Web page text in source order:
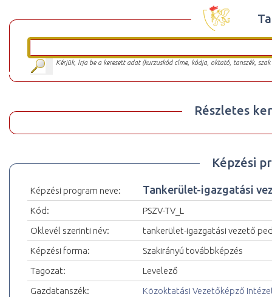
Kérjük, írja be a keresett adat (kurzuskód címe, kódja, oktató, tanszék,
Részletes
Képzési
Képzési program neve: Tankerület-igazgatási
Kód:
PSZV-TV_L
Oklevél szerinti név:
tankerület-igazgatási vezető
Képzési forma:
Szakirányú továbbképzés
Tagozat:
Levelező
Gazdatanszék:
Közoktatási Vezetőképző